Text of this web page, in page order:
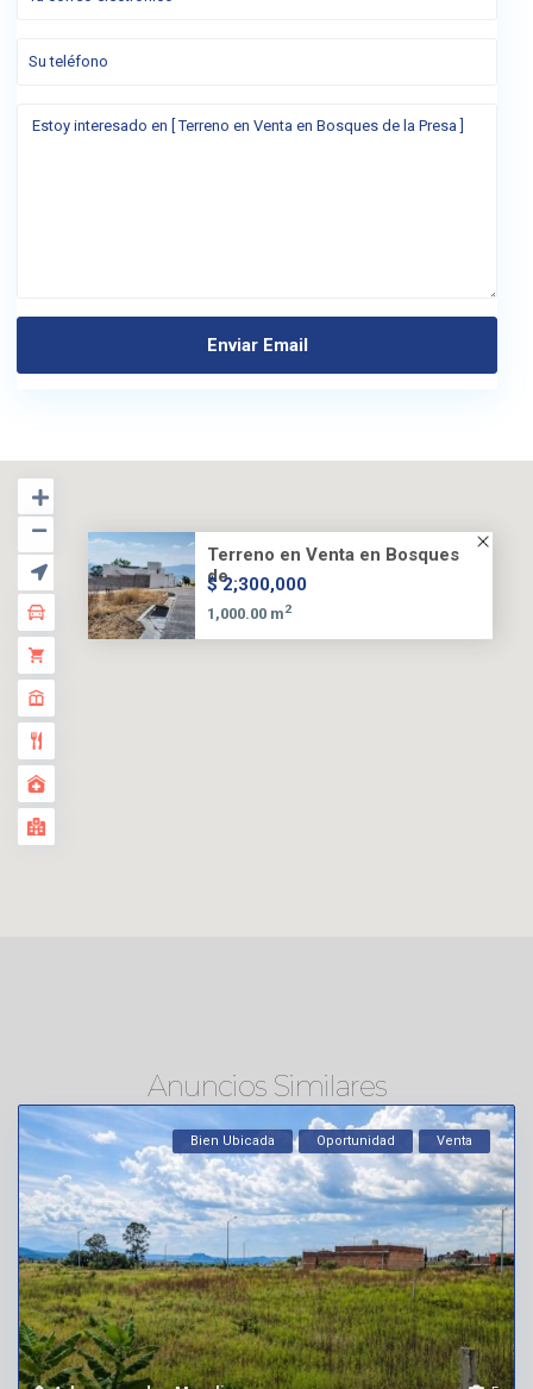
Terreno en Venta en Bosques
de...
$ 2,300,000
1,000.00 m2
Anuncios Similares
Bien Ubicada Oportunidad Venta